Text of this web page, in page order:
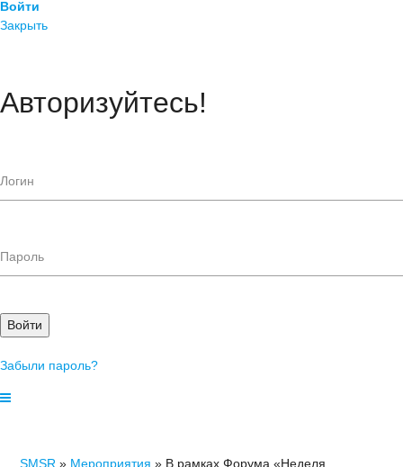
Войти
Закрыть
Авторизуйтесь!
Войти
Забыли пароль?
SMSR » Мероприятия » В рамках Форума «Неделя